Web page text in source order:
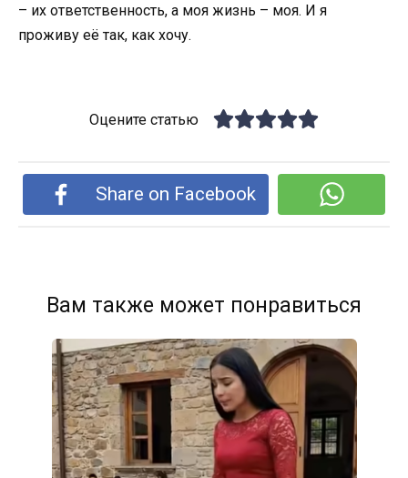
– их ответственность, а моя жизнь – моя. И я
проживу её так, как хочу.
Оцените статью
Share on Facebook
Вам также может понравиться